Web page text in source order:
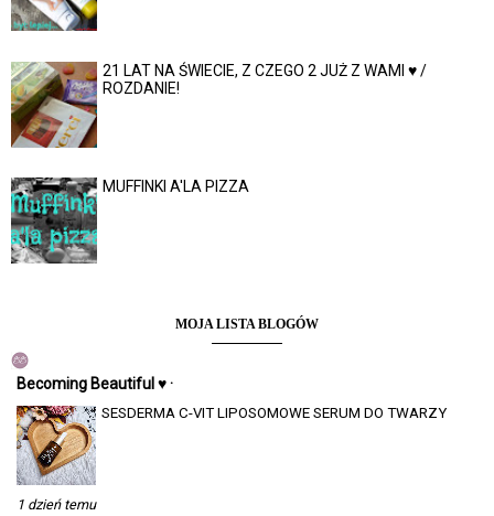
21 LAT NA ŚWIECIE, Z CZEGO 2 JUŻ Z WAMI ♥ /
ROZDANIE!
MUFFINKI A'LA PIZZA
MOJA LISTA BLOGÓW
Becoming Beautiful ♥ ·
SESDERMA C-VIT LIPOSOMOWE SERUM DO TWARZY
1 dzień temu